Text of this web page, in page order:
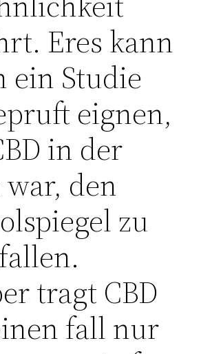
Eres kann
Studie
eignen,
in der
den
zu
tragt CBD
fall nur